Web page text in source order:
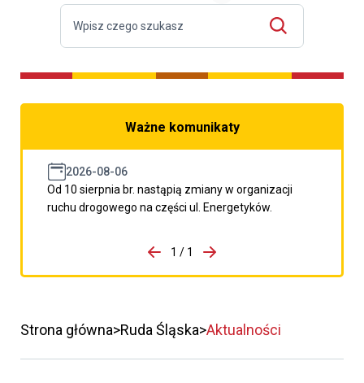
Ważne komunikaty
2026-08-06
Od 10 sierpnia br. nastąpią zmiany w organizacji
ruchu drogowego na części ul. Energetyków.
porzpedniego komunikatu
1 / 1
Przejdź do następnego
Strona główna Ruda Śląska Aktualności